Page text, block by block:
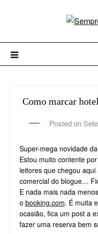
Como marcar
Posted on
Super-mega novidade
Estou muito contente
leitores que chegou
comercial do blogue…
E nada mais nada
o booking.com. É muita
ocasião, fica um post a
fazer uma reserva bem